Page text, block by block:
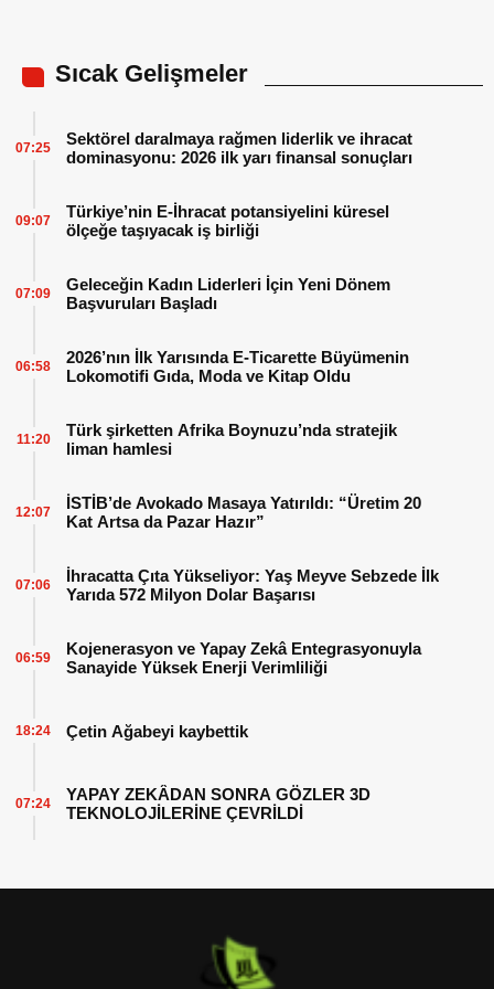
Sıcak Gelişmeler
Sektörel daralmaya rağmen liderlik ve ihracat
dominasyonu: 2026 ilk yarı finansal sonuçları
07:25
Türkiye’nin E-İhracat potansiyelini küresel
ölçeğe taşıyacak iş birliği
09:07
Geleceğin Kadın Liderleri İçin Yeni Dönem
Başvuruları Başladı
07:09
2026’nın İlk Yarısında E-Ticarette Büyümenin
Lokomotifi Gıda, Moda ve Kitap Oldu
06:58
Türk şirketten Afrika Boynuzu’nda stratejik
liman hamlesi
11:20
İSTİB’de Avokado Masaya Yatırıldı: “Üretim 20
Kat Artsa da Pazar Hazır”
12:07
İhracatta Çıta Yükseliyor: Yaş Meyve Sebzede İlk
Yarıda 572 Milyon Dolar Başarısı
07:06
Kojenerasyon ve Yapay Zekâ Entegrasyonuyla
Sanayide Yüksek Enerji Verimliliği
06:59
Çetin Ağabeyi kaybettik
18:24
YAPAY ZEKÂDAN SONRA GÖZLER 3D
TEKNOLOJİLERİNE ÇEVRİLDİ
07:24